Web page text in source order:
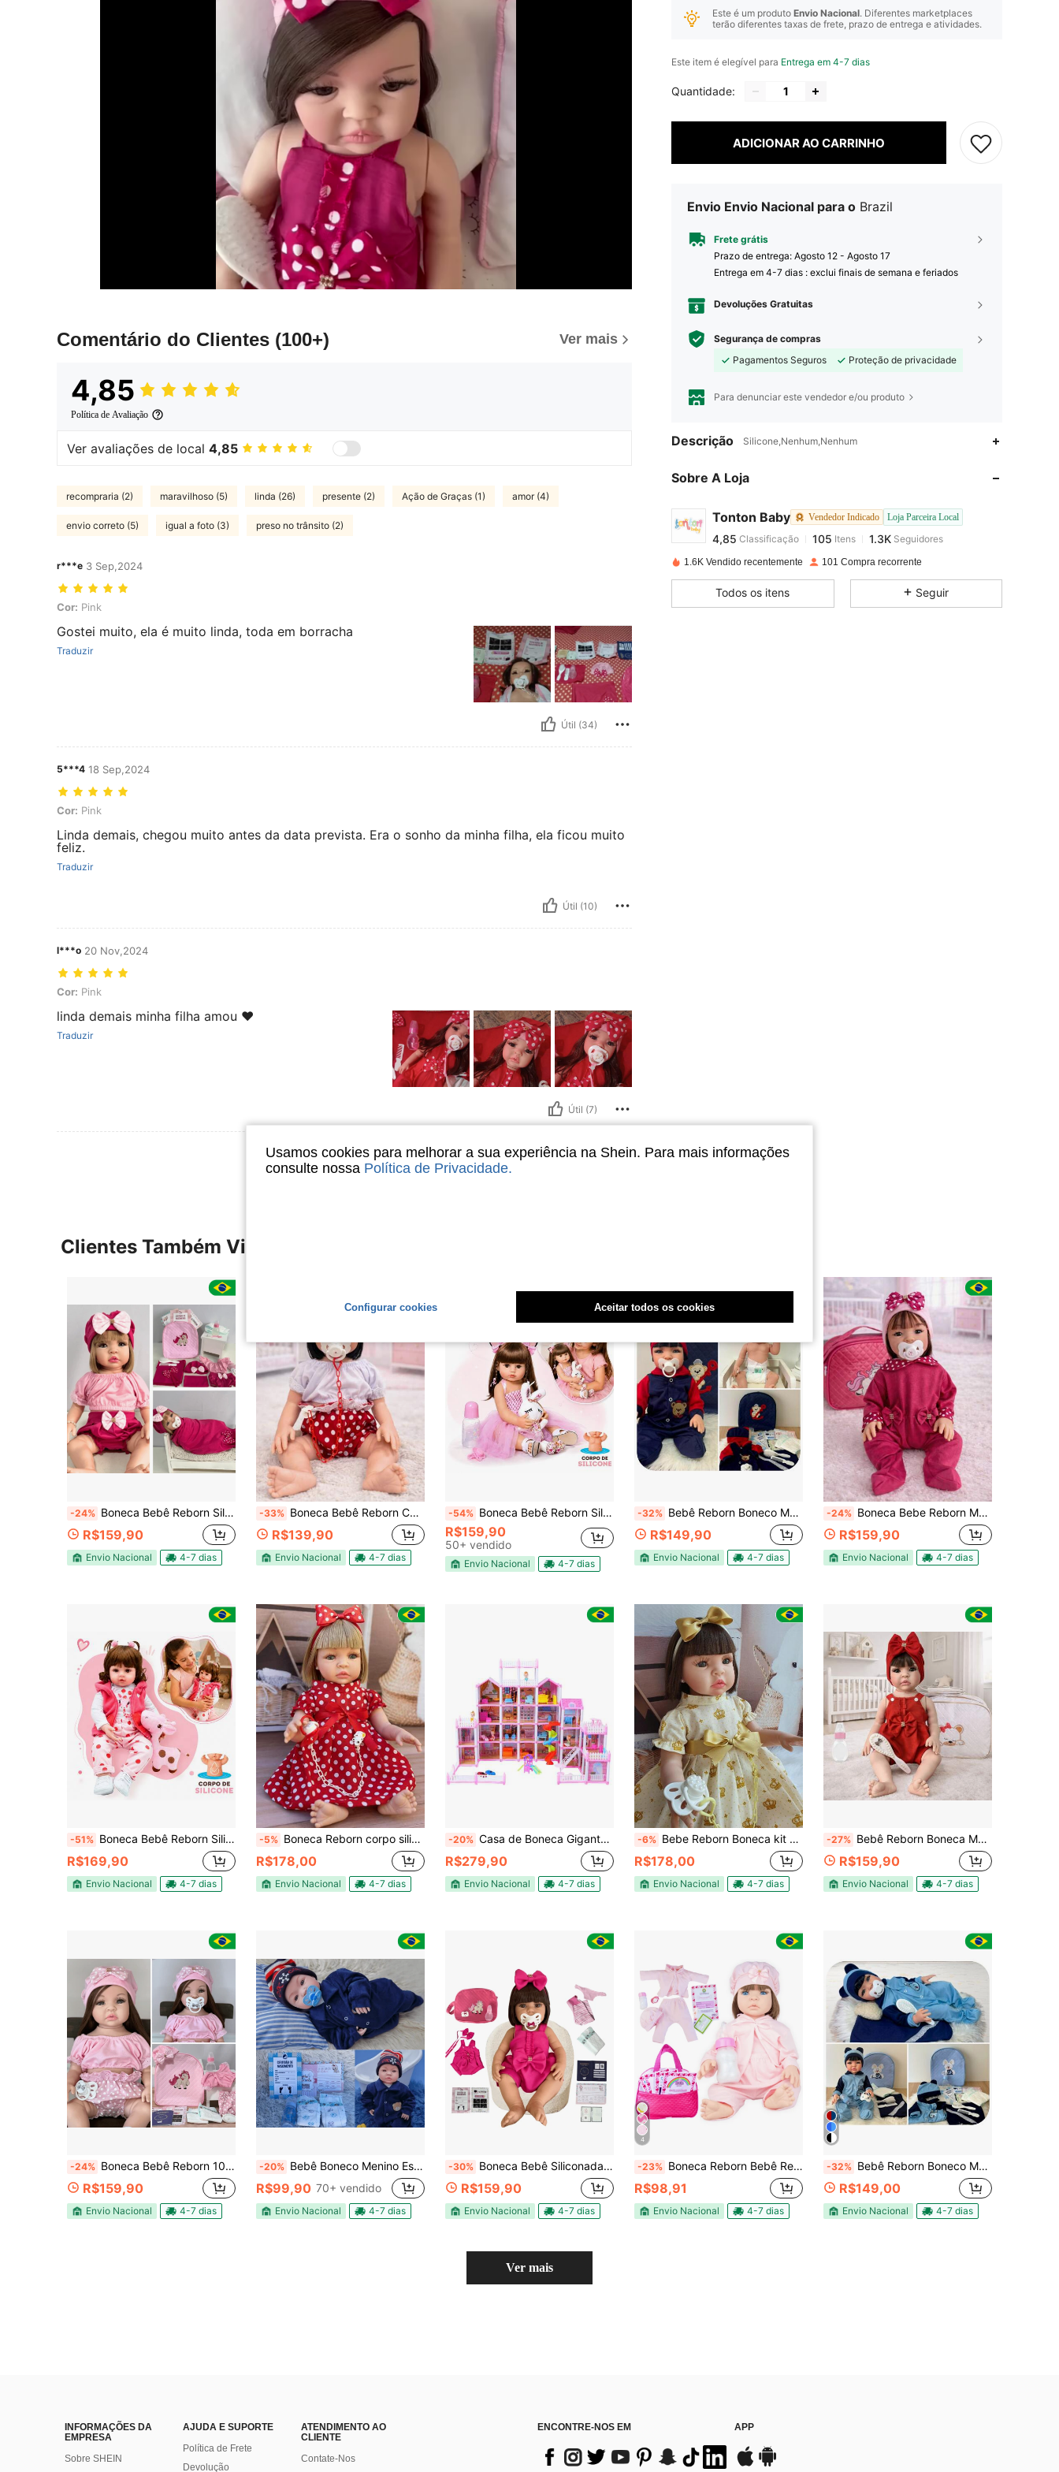
Comentário do Clientes (100+) Ver mais
4,85
Política de Avaliação
Ver avaliações de local 4,85
recompraria (2) maravilhoso (5) linda (26) presente (2) Ação de Graças (1) amor (4)
envio correto (5) igual a foto (3) preso no trânsito (2)
r***e 3 Sep,2024
Cor: Pink
Cor: Pink
Gostei muito, ela é muito linda, toda em borracha
Traduzir
Útil (34)
5***4 18 Sep,2024
Cor: Pink
Cor: Pink
Linda demais, chegou muito antes da data prevista. Era o sonho da minha filha, ela ficou muito
feliz.
Traduzir
Útil (10)
l***o 20 Nov,2024
Cor: Pink
Cor: Pink
linda demais minha filha amou ❤️
Traduzir
Útil (7)
Ver Mais Avaliações
Este é um produto Envio Nacional. Diferentes marketplaces
terão diferentes taxas de frete, prazo de entrega e atividades.
Este item é elegível para Entrega em 4-7 dias
Quantidade:
ADICIONAR AO CARRINHO
Envio Envio Nacional para o Brazil
Frete grátis
Prazo de entrega: Agosto 12 - Agosto 17
Entrega em 4-7 dias : exclui finais de semana e feriados
Devoluções Gratuitas
Segurança de compras
Pagamentos Seguros
Proteção de privacidade
Para denunciar este vendedor e/ou produto
Descrição Silicone,Nenhum,Nenhum
Sobre A Loja
Tonton Baby Vendedor Indicado Loja Parceira Local
4,85 105
4,85
a***spago 1 dia atrás
4,85 105 1.3K
1.6K Vendido recentemente 101 Compra recorrente
Todos os itens Seguir
Clientes Também Visitaram
-24% Boneca Bebê Reborn Silicone Realista Menina Com Kit e Roupinha e Vários Acessórios Pode dar Banho
R$159,90
Envio Nacional 4-7 dias
-33% Boneca Bebê Reborn Corpo 100 % Silicone Com Lindos Acessórios e Bolsa Maternidade
R$139,90
Envio Nacional 4-7 dias
-54% Boneca Bebê Reborn Silicone Realista Com Coelho Mamadeira Chupeta Acessórios Presente Menina
R$159,90
50+ vendido
Envio Nacional 4-7 dias
-32% Bebê Reborn Boneco Menino Silicone com Enxoval e Bolsa Tema Ursinho
R$149,90
Envio Nacional 4-7 dias
-24% Boneca Bebe Reborn Menina Princesa Luxo Bolsa E Enxoval
R$159,90
Envio Nacional 4-7 dias
-51% Boneca Bebê Reborn Silicone Realista Com Girafinha Mamadeira Chupeta Acessórios Presente Menina
R$169,90
Envio Nacional 4-7 dias
-5% Boneca Reborn corpo silicone Menina Barata
R$178,00
Envio Nacional 4-7 dias
-20% Casa de Boneca Gigante Villa dos Sonhos 472 Peças com Carrinhos Bonecas Escorregador e Acessórios
R$279,90
Envio Nacional 4-7 dias
-6% Bebe Reborn Boneca kit completo com Acessórios na Promoção Na Promoção
R$178,00
Envio Nacional 4-7 dias
-27% Bebê Reborn Boneca Menina Com Acessórios Pode Dar Banho
R$159,90
Envio Nacional 4-7 dias
-24% Boneca Bebê Reborn 100% Silicone Itens Bolsa Maternidade
R$159,90
Envio Nacional 4-7 dias
-20% Bebê Boneco Menino Estilo Reborn Real com Itens
R$99,90 70+ vendido
Envio Nacional 4-7 dias
-30% Boneca Bebê Siliconada Menina com Vários Acessórios Promoção
R$159,90
Envio Nacional 4-7 dias
4
-23% Boneca Reborn Bebê Realista Menina Morena Pode Dar Banho
R$98,91
Envio Nacional 4-7 dias
-32% Bebê Reborn Boneco Menino Silicone com Enxoval e Bolsa Ursinho Coelhinho Pandinha
R$149,00
Envio Nacional 4-7 dias
Ver mais
INFORMAÇÕES DA
EMPRESA
Sobre SHEIN
AJUDA E SUPORTE
Política de Frete
Devolução
ATENDIMENTO AO
CLIENTE
Contate-Nos
ENCONTRE-NOS EM APP
Usamos cookies para melhorar a sua experiência na Shein. Para mais informações
consulte nossa Política de Privacidade.
Configurar cookies Aceitar todos os cookies